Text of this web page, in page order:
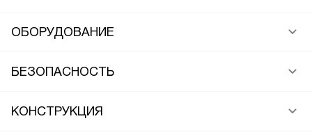
ОБОРУДОВАНИЕ
БЕЗОПАСНОСТЬ
КОНСТРУКЦИЯ